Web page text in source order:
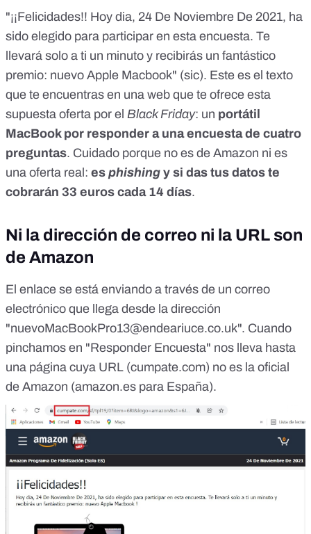
"¡¡Felicidades!! Hoy dia, 24 De Noviembre De 2021, ha
sido elegido para participar en esta encuesta. Te
llevará solo a ti un minuto y recibirás un fantástico
premio: nuevo Apple Macbook" (sic). Este es el texto
que te encuentras en una web que te ofrece esta
supuesta oferta por el Black Friday: un portátil
MacBook por responder a una encuesta de cuatro
preguntas. Cuidado porque no es de Amazon ni es
una oferta real: es phishing y si das tus datos te
cobrarán 33 euros cada 14 días.
Ni la dirección de correo ni la URL son
de Amazon
El enlace se está enviando a través de un correo
electrónico que llega desde la dirección
"nuevoMacBookPro13@endeariuce.co.uk". Cuando
pinchamos en "Responder Encuesta" nos lleva hasta
una página cuya URL (cumpate.com) no es la oficial
de Amazon (amazon.es para España).